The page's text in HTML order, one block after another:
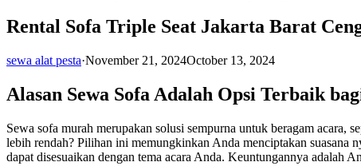
Rental Sofa Triple Seat Jakarta Barat
sewa alat pesta·November 21, 2024October 13, 2024
Alasan Sewa Sofa Adalah Opsi Terbaik
Sewa sofa murah merupakan solusi sempurna untuk beragam acara,
lebih rendah? Pilihan ini memungkinkan Anda menciptakan suasana
dapat disesuaikan dengan tema acara Anda. Keuntungannya adalah